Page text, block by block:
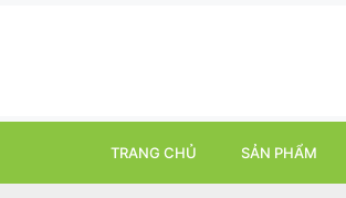
TRANG CHỦ SẢN PHẨM